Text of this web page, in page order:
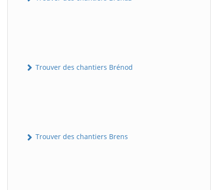
Trouver des chantiers Brénod
Trouver des chantiers Brens